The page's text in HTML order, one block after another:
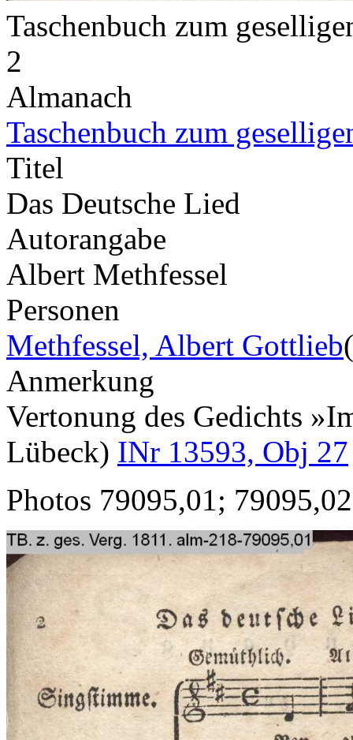
Taschenbuch zum
2
Almanach
Taschenbuch zum
Titel
Das Deutsche Lied
Autorangabe
Albert Methfessel
Personen
Methfessel, Albert Gottlieb
Anmerkung
Vertonung des Gedichts
Lübeck) INr 13593, Obj 27
Photos 79095,01; 79095,02